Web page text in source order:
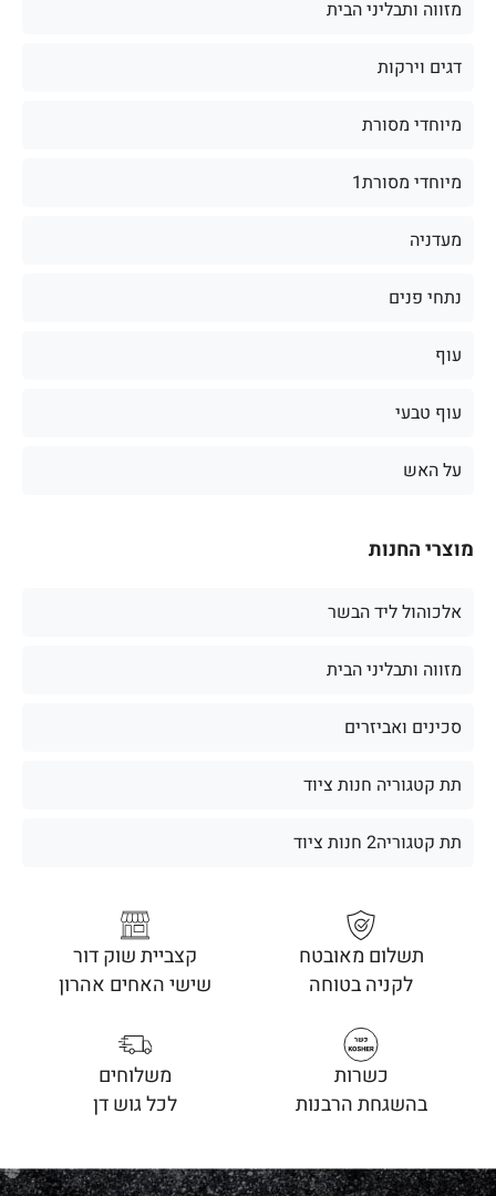
מזווה ותבליני הבית
דגים וירקות
מיוחדי מסורת
מיוחדי מסורת1
מעדניה
נתחי פנים
עוף
עוף טבעי
על האש
מוצרי החנות
אלכוהול ליד הבשר
מזווה ותבליני הבית
סכינים ואביזרים
תת קטגוריה חנות ציוד
תת קטגוריה2 חנות ציוד
תשלום מאובטח
לקניה בטוחה
קצביית שוק דור
שישי האחים אהרון
כשרות
בהשגחת הרבנות
משלוחים
לכל גוש דן